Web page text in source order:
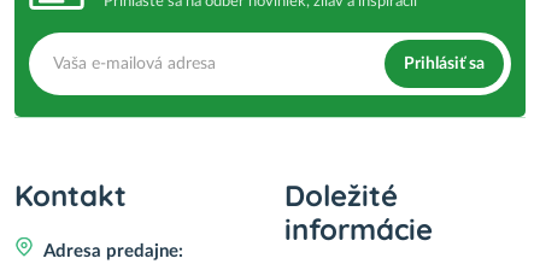
Prihlásiť sa
Kontakt
Adresa predajne:
Doležité
informácie